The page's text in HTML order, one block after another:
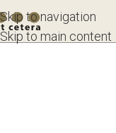
Skip to navigation
Skip to main content